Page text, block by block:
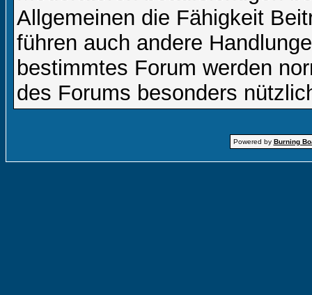
Allgemeinen die Fähigkeit
führen auch andere
bestimmtes Forum werden
des Forums besonders
Powered by Burning